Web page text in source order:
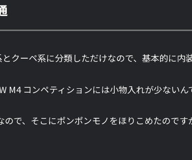
クーペ系に分類しただけなので、基本的に内
コンペティションには小物入れが少ないん
で、そこにポンポンモノをほりこめたので